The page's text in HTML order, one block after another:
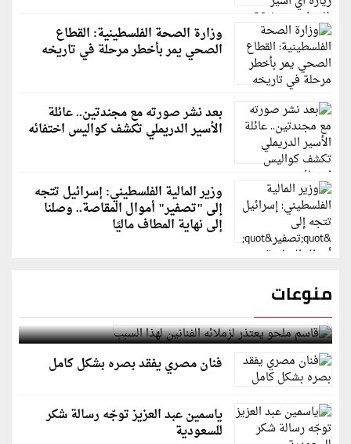
وزارة الصحة الفلسطينية: القطاع
الصحي يمر بأخطر مرحلة في تاريخه
بعد نشر صورته مع مجندتين.. عائلة
الأسير الدريملي تكشف كواليس اختفائه
وزير المالية الفلسطيني: إسرائيل تتجه
إلى "تصفير" أموال المقاصة.. وصلنا
إلى نهاية المطاف ماليًا
منوعات
قاسم ملحو يعتذر لزملائه الفنانين لهذا السبب
فنان مصري يفقد بصره بشكل كامل
ياسمين عبد العزيز توجّه رسالة شكر
للسعودية